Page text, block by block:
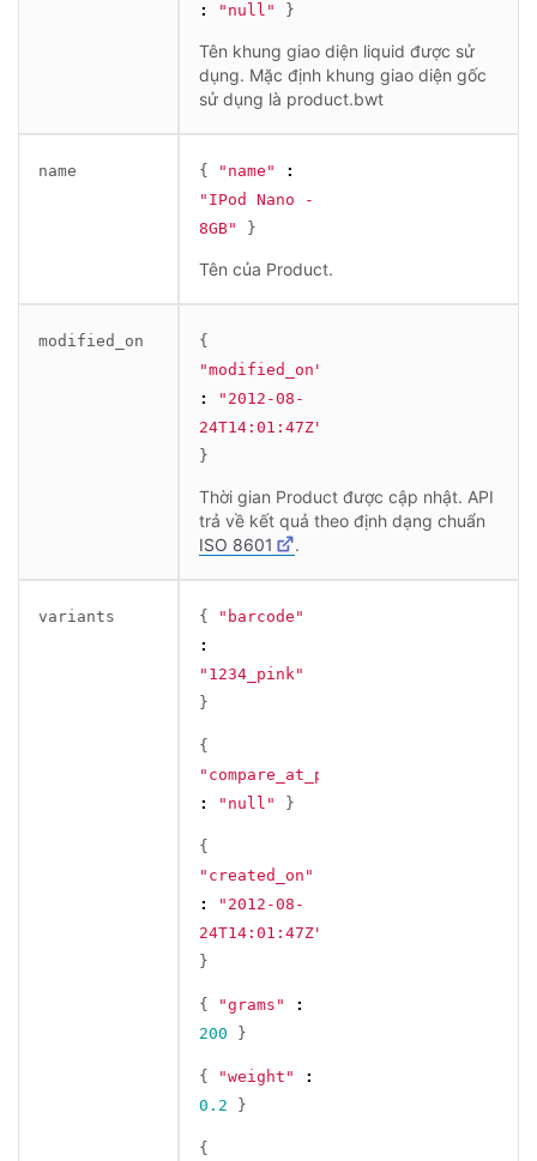
:
"null" }
Tên khung giao diện liquid được sử
dụng. Mặc định khung giao diện gốc
sử dụng là product.bwt
name { "name"
:
"IPod Nano -
8GB"
}
Tên của Product.
modified_on
{
"modified_on"
:
"2012-08-
24T14:01:47Z"
}
Thời gian Product được cập nhật. API
trả về kết quả theo định dạng chuẩn
ISO 8601
.
variants {
"barcode"
:
"1234_pink"
}
{
"compare_at_price"
:
"null" }
{
"created_on"
:
"2012-08-
24T14:01:47Z"
}
{ "grams"
:
200
}
{ "weight"
:
0.2
}
{